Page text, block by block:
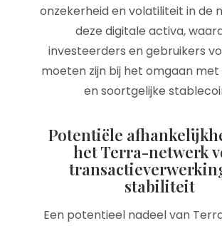
onzekerheid en volatiliteit in de
deze digitale activa,
investeerders en gebruikers
moeten zijn bij het omgaan met
en soortgelijke
Potentiële
het Terra-netwerk
stabiliteit
Een potentieel nadeel van